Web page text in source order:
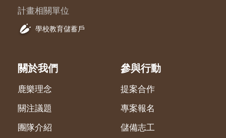
計畫相關單位
學校教育儲蓄戶
關於我們
鹿樂理念
關注議題
團隊介紹
參與行動
提案合作
專案報名
儲備志工